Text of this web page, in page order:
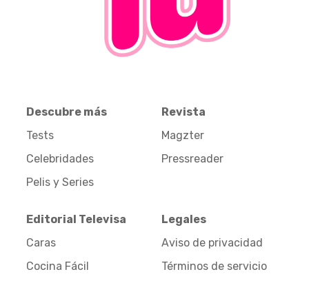
Descubre más
Tests
Celebridades
Pelis y Series
Revista
Magzter
Pressreader
Editorial Televisa
Caras
Cocina Fácil
Legales
Aviso de privacidad
Términos de servicio